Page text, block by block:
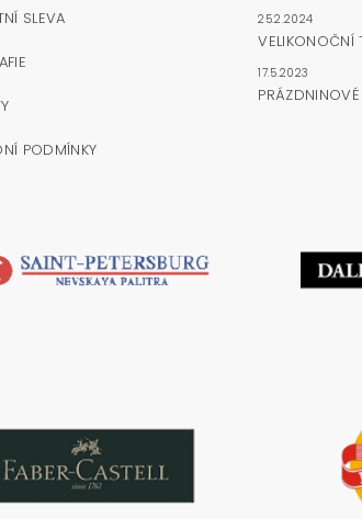
SLEVA
PODMÍNKY
25.2.2024
VELIKONOČNÍ
17.5.2023